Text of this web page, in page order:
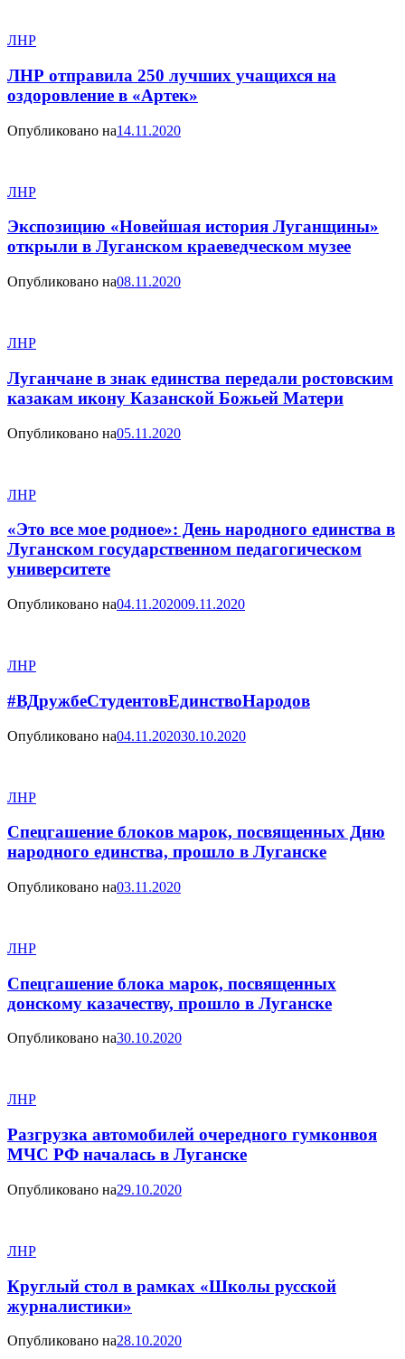
ЛНР
ЛНР отправила 250 лучших учащихся на
оздоровление в «Артек»
Опубликовано на14.11.2020
ЛНР
Экспозицию «Новейшая история Луганщины»
открыли в Луганском краеведческом музее
Опубликовано на08.11.2020
ЛНР
Луганчане в знак единства передали ростовским
казакам икону Казанской Божьей Матери
Опубликовано на05.11.2020
ЛНР
«Это все мое родное»: День народного единства в
Луганском государственном педагогическом
университете
Опубликовано на04.11.202009.11.2020
ЛНР
#ВДружбеСтудентовЕдинствоНародов
Опубликовано на04.11.202030.10.2020
ЛНР
Спецгашение блоков марок, посвященных Дню
народного единства, прошло в Луганске
Опубликовано на03.11.2020
ЛНР
Спецгашение блока марок, посвященных
донскому казачеству, прошло в Луганске
Опубликовано на30.10.2020
ЛНР
Разгрузка автомобилей очередного гумконвоя
МЧС РФ началась в Луганске
Опубликовано на29.10.2020
ЛНР
Круглый стол в рамках «Школы русской
журналистики»
Опубликовано на28.10.2020